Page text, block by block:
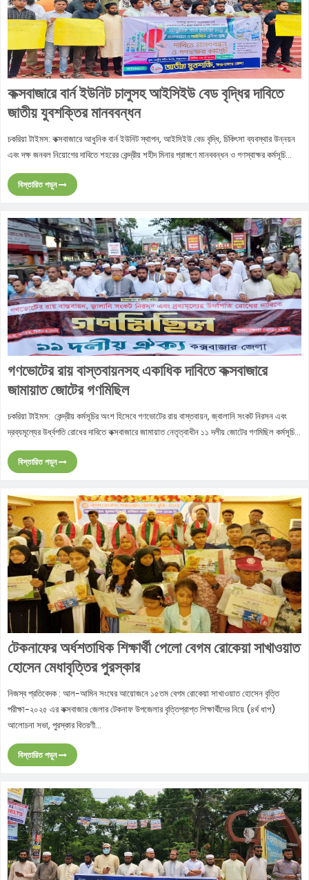
কক্সবাজারে বার্ন ইউনিট চালুসহ আইসিইউ বেড বৃদ্ধির দাবিতে
জাতীয় যুবশক্তির মানববন্ধন
চকরিয়া টাইমস: কক্সবাজারে আধুনিক বার্ন ইউনিট স্থাপন, আইসিইউ বেড বৃদ্ধি, চিকিৎসা ব্যবস্থার উন্নয়ন
এবং দক্ষ জনবল নিয়োগের দাবিতে শহরের কেন্দ্রীয় শহীদ মিনার প্রাঙ্গণে মানববন্ধন ও গণস্বাক্ষর কর্মসূচি...
বিস্তারিত পড়ুন
গণভোটের রায় বাস্তবায়নসহ একাধিক দাবিতে কক্সবাজারে
জামায়াত জোটের গণমিছিল
চকরিয়া টাইমস: কেন্দ্রীয় কর্মসূচির অংশ হিসেবে গণভোটের রায় বাস্তবায়ন, জ্বালানি সংকট নিরসন এবং
দ্রব্যমূল্যের উর্ধ্বগতি রোধের দাবিতে কক্সবাজারে জামায়াত নেতৃত্বাধীন ১১ দলীয় জোটের গণমিছিল কর্মসূচি...
বিস্তারিত পড়ুন
টেকনাফের অর্ধশতাধিক শিক্ষার্থী পেলো বেগম রোকেয়া সাখাওয়াত
হোসেন মেধাবৃত্তির পুরস্কার
নিজস্ব প্রতিবেদক : আল-আমিন সংঘের আয়োজনে ১৫তম বেগম রোকেয়া সাখাওয়াত হোসেন বৃত্তি
পরীক্ষা-২০২৫ এর কক্সবাজার জেলার টেকনাফ উপজেলার বৃত্তিপ্রাপ্ত শিক্ষার্থীদের নিয়ে (৪র্থ ধাপ)
আলোচনা সভা, পুরস্কার বিতরণী...
বিস্তারিত পড়ুন